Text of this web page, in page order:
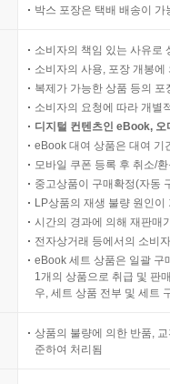
박스 포장은 택배 배송이
소비자의 책임 있는 사유로
소비자의 사용, 포장 개봉
복제가 가능한 상품 등의
소비자의 요청에 따라 개별
디지털 컨텐츠인 eBook,
eBook 대여 상품은 대여 기
모바일 쿠폰 등록 후 취소/
중고상품이 구매확정(자동
LP상품의 재생 불량 원인
시간의 경과에 의해 재판매
전자상거래 등에서의 소비
eBook 세트 상품은 일괄 구
1개의 상품으로 취급 및 판
우, 세트 상품 전부 및 세트
상품의 불량에 의한 반품,
준하여 처리됨